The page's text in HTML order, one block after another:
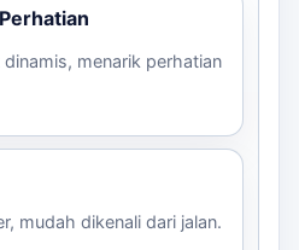
mendapatkan bantuan
menarik perhatian
mudah dikenali dari jalan.